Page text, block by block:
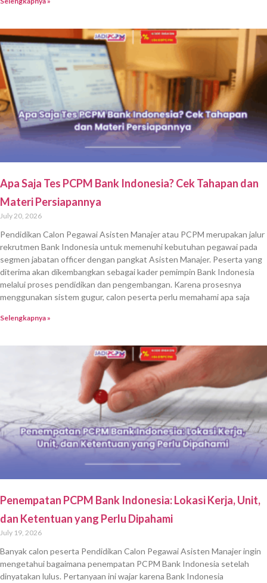
Apa Saja Tes PCPM Bank Indonesia? Cek Tahapan dan
Materi Persiapannya
July 20, 2026
Pendidikan Calon Pegawai Asisten Manajer atau PCPM merupakan jalur
rekrutmen Bank Indonesia untuk memenuhi kebutuhan pegawai pada
segmen jabatan officer dengan pangkat Asisten Manajer. Peserta yang
diterima akan dikembangkan sebagai kader pemimpin Bank Indonesia
melalui proses pendidikan dan pengembangan. Karena prosesnya
menggunakan sistem gugur, calon peserta perlu memahami apa saja
Selengkapnya »
Penempatan PCPM Bank Indonesia: Lokasi Kerja, Unit,
dan Ketentuan yang Perlu Dipahami
July 19, 2026
Banyak calon peserta Pendidikan Calon Pegawai Asisten Manajer ingin
mengetahui bagaimana penempatan PCPM Bank Indonesia setelah
dinyatakan lulus. Pertanyaan ini wajar karena Bank Indonesia